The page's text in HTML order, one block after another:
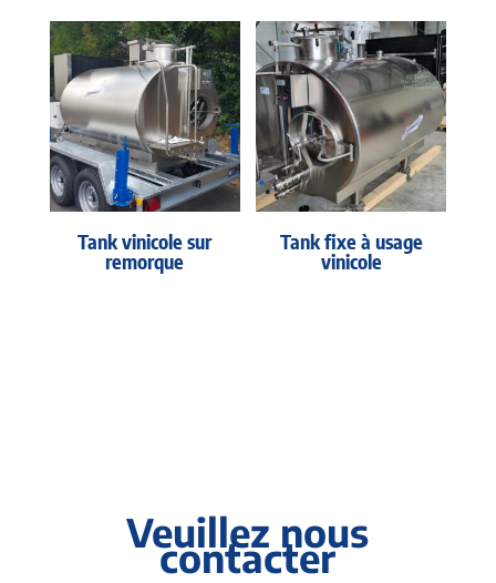
Tank vinicole sur
remorque
Tank fixe à usage
vinicole
Veuillez nous
contacter